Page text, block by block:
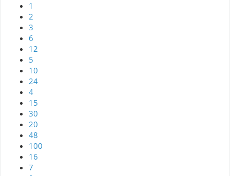
1
2
3
6
12
5
10
24
4
15
30
20
48
100
16
7